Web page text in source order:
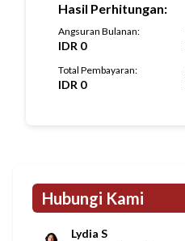
Hasil Perhitungan:
Angsuran Bulanan:
IDR 0
Total Pembayaran:
IDR 0
Hubungi Kami
Lydia S